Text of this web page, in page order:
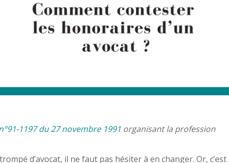
1197 du 27 novembre 1991 organisant la profession
d’avocat, il ne faut pas hésiter à en changer. Or, c’est